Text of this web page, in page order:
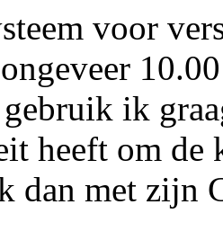
voor
ik
heeft om de
dan met zijn